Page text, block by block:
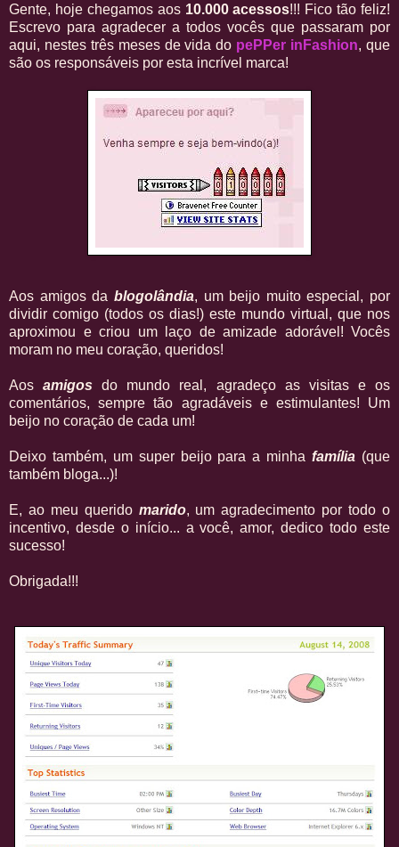
Gente, hoje chegamos aos 10.000 acessos!!! Fico tão feliz!
Escrevo para agradecer a todos vocês que passaram por
aqui, nestes três meses de vida do pePPer inFashion, que
são os responsáveis por esta incrível marca!
Aos amigos da blogolândia, um beijo muito especial, por
dividir comigo (todos os dias!) este mundo virtual, que nos
aproximou e criou um laço de amizade adorável! Vocês
moram no meu coração, queridos!
Aosamigos do mundo real, agradeço as visitas e os
comentários, sempre tão agradáveis e estimulantes! Um
beijo no coração de cada um!
Deixo também, um super beijo para a minhafamília (que
também bloga...)!
E, ao meu querido marido, um agradecimento por todo o
incentivo, desde o início... a você, amor, dedico todo este
sucesso!
Obrigada!!!